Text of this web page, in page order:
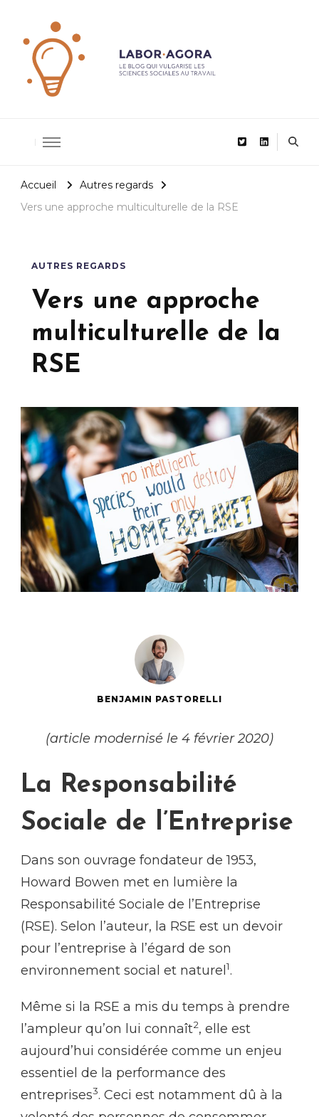
Accueil
Autres regards
Vers une approche multiculturelle de la RSE
AUTRES REGARDS
Vers une approche
multiculturelle de la
RSE
BENJAMIN PASTORELLI
(article modernisé le 4 février 2020)
La Responsabilité
Sociale de l’Entreprise
Dans son ouvrage fondateur de 1953,
Howard Bowen met en lumière la
Responsabilité Sociale de l’Entreprise
(RSE). Selon l’auteur, la RSE est un devoir
pour l’entreprise à l’égard de son
environnement social et naturel 1.
Même si la RSE a mis du temps à prendre
l’ampleur qu’on lui connaît2, elle est
aujourd’hui considérée comme un enjeu
essentiel de la performance des
entreprises3. Ceci est notamment dû à la